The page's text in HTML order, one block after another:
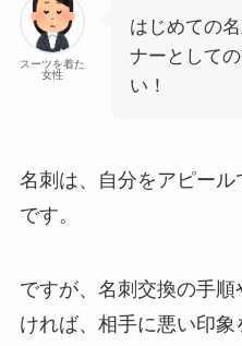
スーツを着た
女性
はじめての
ナーとして
い！
名刺は、自分をアピー
です。
ですが、名刺交換の手
ければ、相手に悪い印